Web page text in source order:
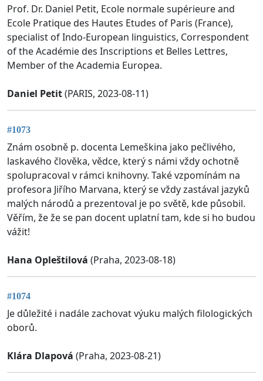
Prof. Dr. Daniel Petit, Ecole normale supérieure and
Ecole Pratique des Hautes Etudes of Paris (France),
specialist of Indo-European linguistics, Correspondent
of the Académie des Inscriptions et Belles Lettres,
Member of the Academia Europea.
Daniel Petit(PARIS, 2023-08-11)
#1073
Znám osobně p. docenta Lemeškina jako pečlivého,
laskavého člověka, vědce, který s námi vždy ochotně
spolupracoval v rámci knihovny. Také vzpomínám na
profesora Jiřího Marvana, který se vždy zastával jazyků
malých národů a prezentoval je po světě, kde působil.
Věřím, že že se pan docent uplatní tam, kde si ho budou
vážit!
Hana Opleštilová (Praha, 2023-08-18)
#1074
Je důležité i nadále zachovat výuku malých filologických
oborů.
Klára Dlapová (Praha, 2023-08-21)